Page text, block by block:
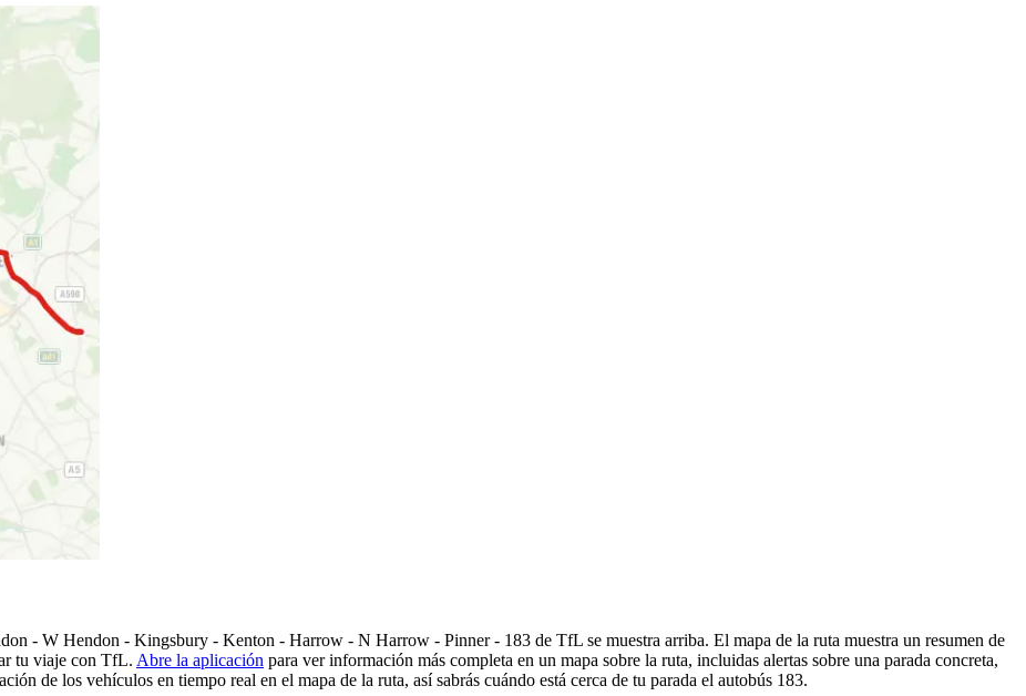
- W Hendon - Kingsbury - Kenton - Harrow - N Harrow - Pinner - 183 de TfL se muestra arriba. El mapa de la ruta muestra un resumen de
tu viaje con TfL. Abre la aplicación para ver información más completa en un mapa sobre la ruta, incluidas alertas sobre una parada concreta,
de los vehículos en tiempo real en el mapa de la ruta, así sabrás cuándo está cerca de tu parada el autobús 183.